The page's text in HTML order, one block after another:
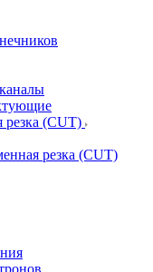
резка (CUT)
резка (CUT)